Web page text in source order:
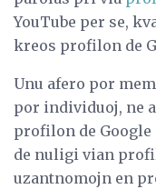
YouTube per se,
kreos profilon de
Unu afero por
por individuoj, ne
profilon de
de nuligi vian
uzantnomojn en